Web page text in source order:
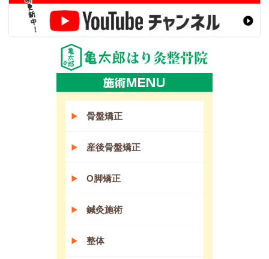
骨盤矯正
産後骨盤矯正
O脚矯正
鍼灸施術
整体